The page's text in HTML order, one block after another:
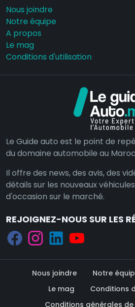
Nous joindre
Notre équipe
A propos
Le mag
Conditions d'utilisation
Le Guide auto est le point de
du domaine automobile au
Il offre des news, des avis, des
détails sur les nouveaux
d'occasion sur le marché.
REJOIGNEZ-NOUS SUR LES
Nous joindre Notre
Le mag
Conditions
Conditions générales